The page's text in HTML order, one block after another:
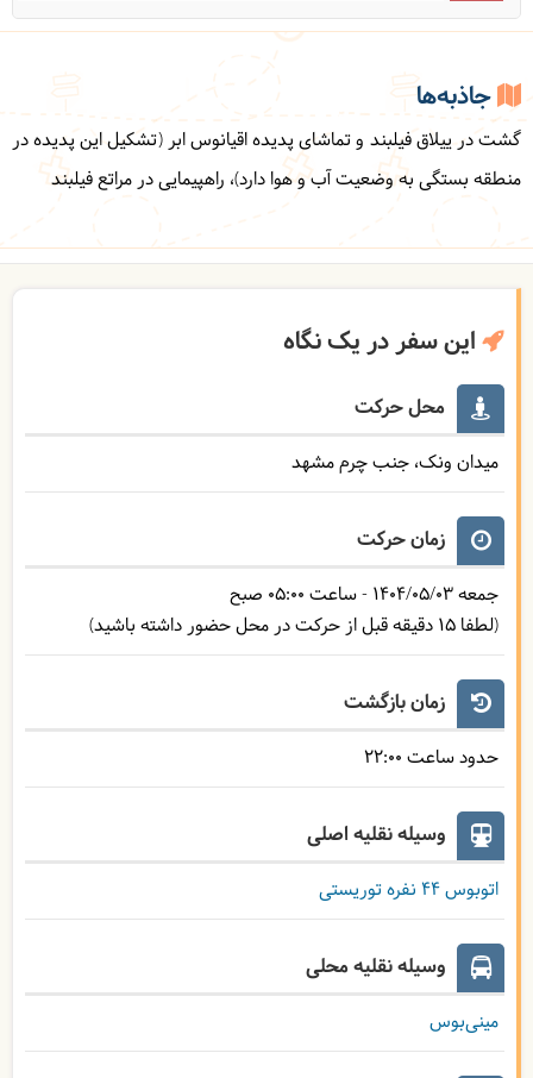
جاذبه‌ها
گشت در ییلاق فیلبند و تماشای پدیده اقیانوس ابر (تشکیل این پدیده در
منطقه بستگی به وضعیت آب و هوا دارد)، راهپیمایی در مراتع فیلبند
این سفر در یک نگاه
محل حرکت
میدان ونک، جنب چرم مشهد
زمان حرکت
جمعه1404/05/03 - ساعت 05:00 صبح
(لطفا 15 دقیقه قبل از حرکت در محل حضور داشته باشید)
زمان بازگشت
حدود ساعت 22:00
وسیله نقلیه اصلی
اتوبوس ۴۴ نفره توریستی
وسیله نقلیه محلی
مینی‌بوس